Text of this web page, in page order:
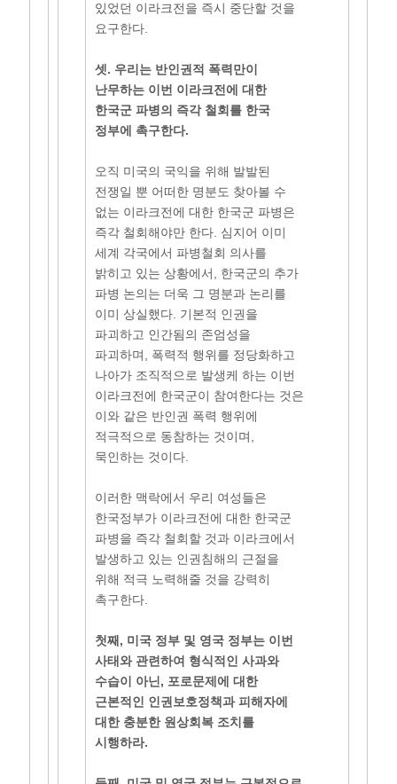
있었던 이라크전을 즉시 중단할 것을
요구한다.
셋. 우리는 반인권적 폭력만이
난무하는 이번 이라크전에 대한
한국군 파병의 즉각 철회를 한국
정부에 촉구한다.
오직 미국의 국익을 위해 발발된
전쟁일 뿐 어떠한 명분도 찾아볼 수
없는 이라크전에 대한 한국군 파병은
즉각 철회해야만 한다. 심지어 이미
세계 각국에서 파병철회 의사를
밝히고 있는 상황에서, 한국군의 추가
파병 논의는 더욱 그 명분과 논리를
이미 상실했다. 기본적 인권을
파괴하고 인간됨의 존엄성을
파괴하며, 폭력적 행위를 정당화하고
나아가 조직적으로 발생케 하는 이번
이라크전에 한국군이 참여한다는 것은
이와 같은 반인권 폭력 행위에
적극적으로 동참하는 것이며,
묵인하는 것이다.
이러한 맥락에서 우리 여성들은
한국정부가 이라크전에 대한 한국군
파병을 즉각 철회할 것과 이라크에서
발생하고 있는 인권침해의 근절을
위해 적극 노력해줄 것을 강력히
촉구한다.
첫째, 미국 정부 및 영국 정부는 이번
사태와 관련하여 형식적인 사과와
수습이 아닌, 포로문제에 대한
근본적인 인권보호정책과 피해자에
대한 충분한 원상회복 조치를
시행하라.